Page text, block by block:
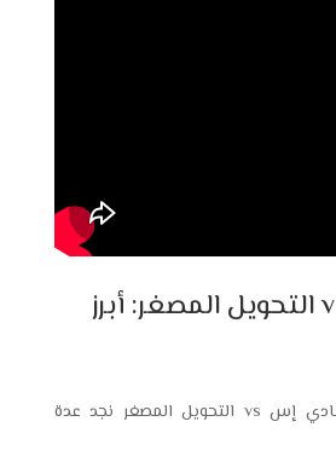
السادي إس vs التحويل المصغر: أبرز
عند المقارنة بين السادي إس vs التحويل المصغر نجد عدة